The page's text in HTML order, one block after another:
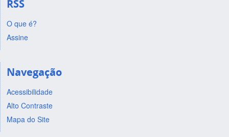
RSS
O que é?
Assine
Navegação
Acessibilidade
Alto Contraste
Mapa do Site